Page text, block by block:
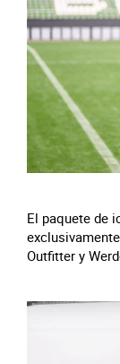
El paquete de
Outfitter y